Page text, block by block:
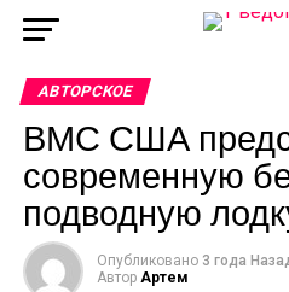
АВТОРСКОЕ
ВМС США
современную
подводную
Опубликовано 3 года
Автор Артем